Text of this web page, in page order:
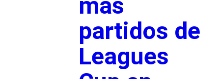
partidos de
Leagues